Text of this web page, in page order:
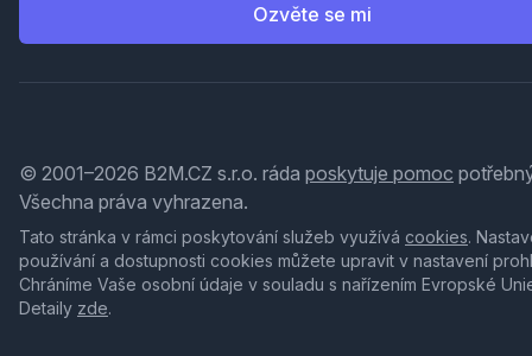
Ozvěte se mi
© 2001–2026 B2M.CZ s.r.o. ráda poskytuje pomoc
Všechna práva vyhrazena.
Tato stránka v rámci poskytování služeb využívá cookies.
používání a dostupnosti cookies můžete upravit v nastavení
Chráníme Vaše osobní údaje v souladu s nařízením Evropské
Detaily zde.